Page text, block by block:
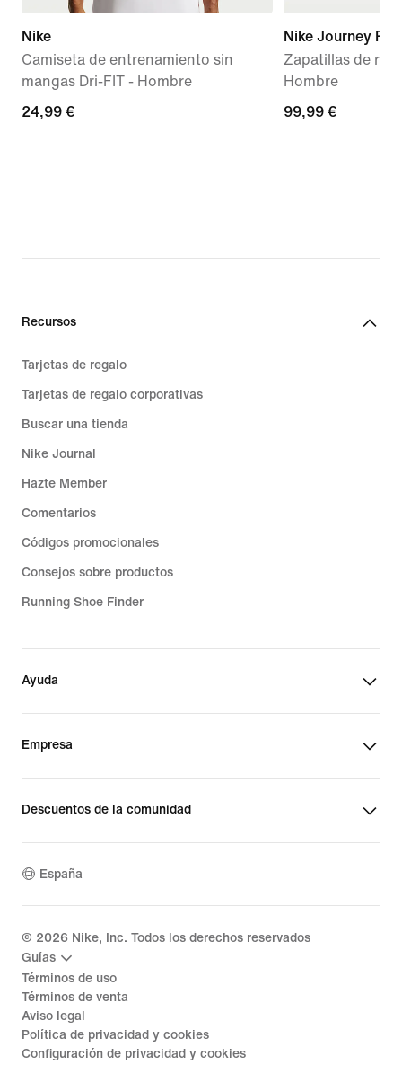
Nike
Camiseta de entrenamiento sin
mangas Dri-FIT - Hombre
24,99 €
24,99 €
Nike Journey Run
Zapatillas de
Hombre
99,99 €
99,99 €
Recursos
Tarjetas de regalo
Tarjetas de regalo corporativas
Buscar una tienda
Nike Journal
Hazte Member
Comentarios
Códigos promocionales
Consejos sobre productos
Running Shoe Finder
Ayuda
Empresa
Descuentos de la comunidad
España
© 2026 Nike, Inc. Todos los derechos reservados
Guías
Términos de uso
Términos de venta
Aviso legal
Política de privacidad y cookies
Configuración de privacidad y cookies